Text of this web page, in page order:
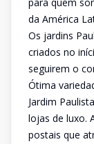
da América
Os jardins
criados no
seguirem o
Ótima
Jardim
lojas de luxo.
postais que